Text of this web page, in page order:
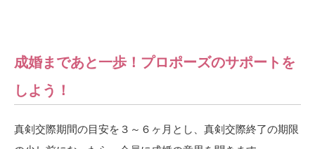
成婚まであと一歩！プロポーズのサポートを
しよう！
真剣交際期間の目安を３～６ヶ月とし、真剣交際終了の期限